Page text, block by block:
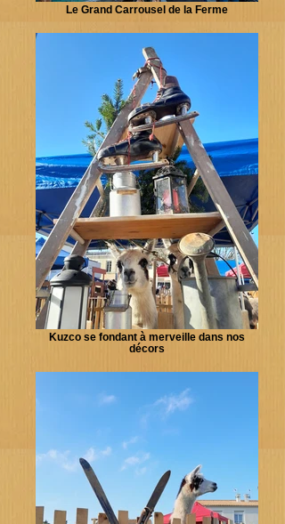
Le Grand Carrousel de la Ferme
Kuzco se fondant à merveille dans nos
décors